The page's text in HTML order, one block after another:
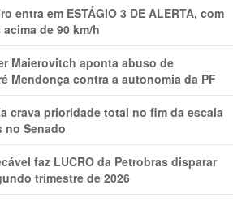
entra em ESTÁGIO 3 DE ALERTA, com
de 90 km/h
Maierovitch aponta abuso de
Mendonça contra a autonomia da PF
crava prioridade total no fim da escala
no Senado
faz LUCRO da Petrobras disparar
trimestre de 2026